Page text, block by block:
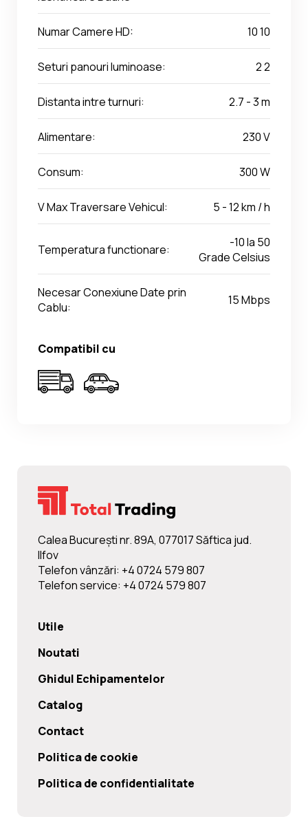
Numar Camere HD: 10 10
Seturi panouri luminoase: 2 2
Distanta intre turnuri: 2.7 - 3 m
Alimentare: 230 V
Consum: 300 W
V Max Traversare Vehicul: 5 - 12 km / h
Temperatura functionare:
-10 la 50
Grade Celsius
Necesar Conexiune Date prin
Cablu:
15 Mbps
Compatibil cu
Calea Bucureşti nr. 89A, 077017 Săftica jud.
Ilfov
Telefon vânzări: +4 0724 579 807
Telefon service: +4 0724 579 807
Utile
Noutati
Ghidul Echipamentelor
Catalog
Contact
Politica de cookie
Politica de confidentialitate